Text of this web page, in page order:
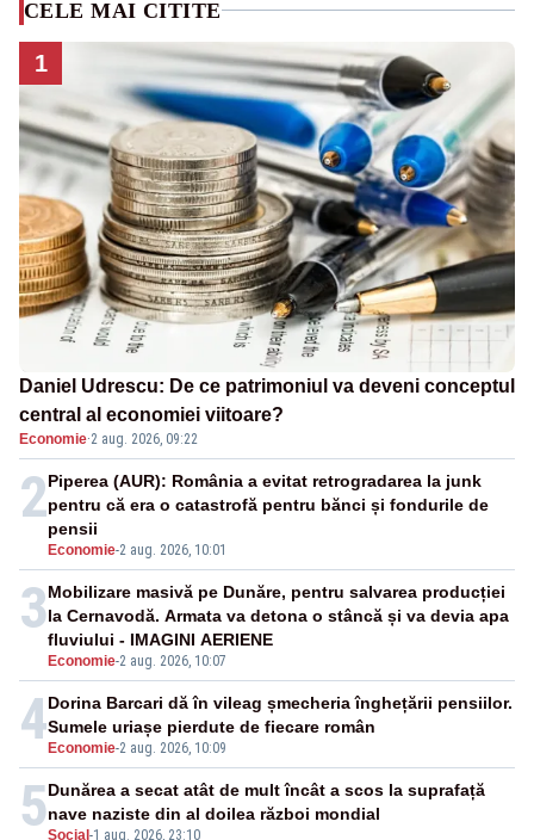
CELE MAI CITITE
1
Daniel Udrescu: De ce patrimoniul va deveni conceptul
central al economiei viitoare?
Economie·2 aug. 2026, 09:22
2
Economie-2 aug. 2026, 10:01
Piperea (AUR): România a evitat retrogradarea la junk
pentru că era o catastrofă pentru bănci și fondurile de
pensii
3
Economie-2 aug. 2026, 10:07
Mobilizare masivă pe Dunăre, pentru salvarea producției
la Cernavodă. Armata va detona o stâncă și va devia apa
fluviului - IMAGINI AERIENE
4 Economie-2 aug. 2026, 10:09
Dorina Barcari dă în vileag șmecheria înghețării pensiilor.
Sumele uriașe pierdute de fiecare român
5Social -1 aug. 2026, 23:10
Dunărea a secat atât de mult încât a scos la suprafață
nave naziste din al doilea război mondial